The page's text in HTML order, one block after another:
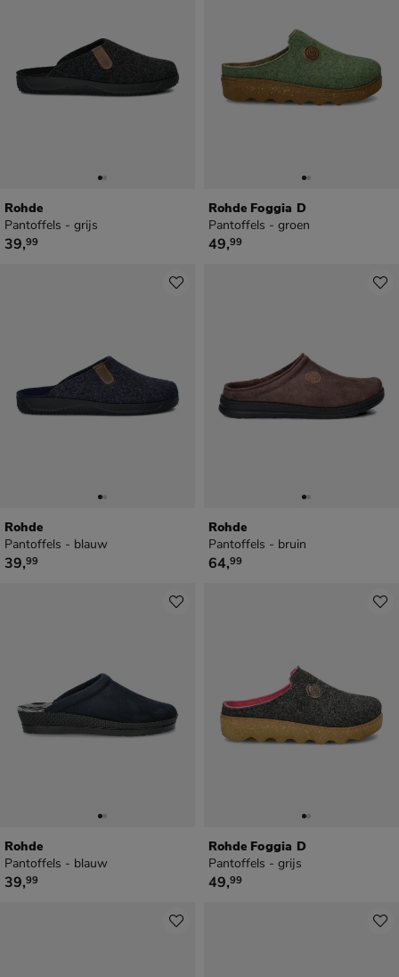
Rohde
Pantoffels - grijs
€ 39,99
39,99
Rohde Foggia D
Pantoffels - groen
€ 49,99
49,99
Rohde
Pantoffels - blauw
€ 39,99
39,99
Rohde
Pantoffels - bruin
€ 64,99
64,99
Rohde
Pantoffels - blauw
€ 39,99
39,99
Rohde Foggia D
Pantoffels - grijs
€ 49,99
49,99